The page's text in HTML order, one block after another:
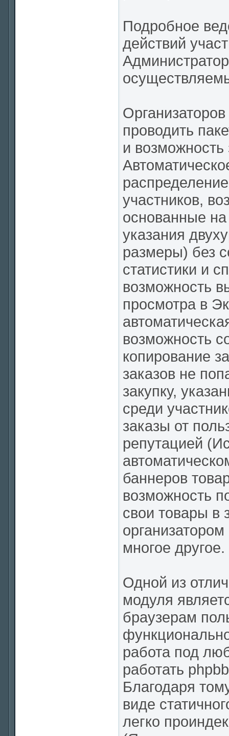
Подробное
действий
проводить
и
участников,
основанные
указания
размеры) без
статистики и
возможность
просмотра в
возможность
копирование
заказов не
закупку,
среди
заказы от
репутацией
баннеров
возможность
свои товары в
многое другое.
Одной из
модуля
браузерам
работа под
работать
Благодаря
виде
легко